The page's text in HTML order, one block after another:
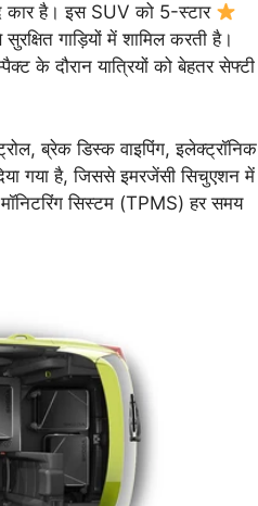
है। इस SUV को 5-स्टार
गाड़ियों में शामिल करती है।
के दौरान यात्रियों को बेहतर सेफ्टी
ब्रेक डिस्क वाइपिंग, इलेक्ट्रॉनिक
गया है, जिससे इमरजेंसी सिचुएशन में
सिस्टम (TPMS) हर समय